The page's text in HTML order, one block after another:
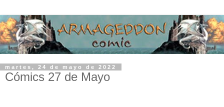
martes, 24 de mayo de 2022
Cómics 27 de Mayo